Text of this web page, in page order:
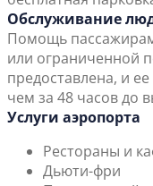
Обслуживание
Помощь
или ограниченной
предоставлена, и
чем за 48 часов до
Услуги аэропорта
Рестораны и
Дьюти-фри